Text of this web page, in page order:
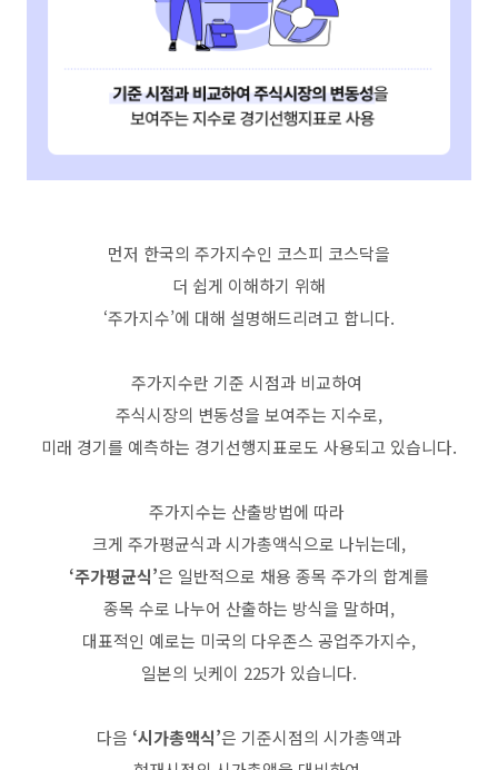
먼저 한국의 주가지수인 코스피 코스닥을
더 쉽게 이해하기 위해
‘주가지수’에 대해 설명해드리려고 합니다.
주가지수란 기준 시점과 비교하여
주식시장의 변동성을 보여주는 지수로,
미래 경기를 예측하는 경기선행지표로도 사용되고 있습니다.
주가지수는 산출방법에 따라
크게 주가평균식과 시가총액식으로 나뉘는데,
‘주가평균식’은 일반적으로 채용 종목 주가의 합계를
종목 수로 나누어 산출하는 방식을 말하며,
대표적인 예로는 미국의 다우존스 공업주가지수,
일본의 닛케이 225가 있습니다.
다음 ‘시가총액식’은 기준시점의 시가총액과